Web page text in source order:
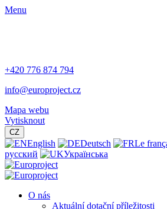
Menu
+420 776 874 794
info@europroject.cz
Mapa webu
Vytisknout
CZ
English Deutsch Le
русский
Українська
O nás
Aktuální dotační příležitosti